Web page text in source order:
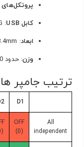
پروتکل‌های
کابل USB
: CH340G (برای ارتباط با کامپیوتر)
ابعاد: 68.6x53.4mm
وزن: حدود 30 گرم
ترتیب جامپر
D1
All
independent
OFF
(0)